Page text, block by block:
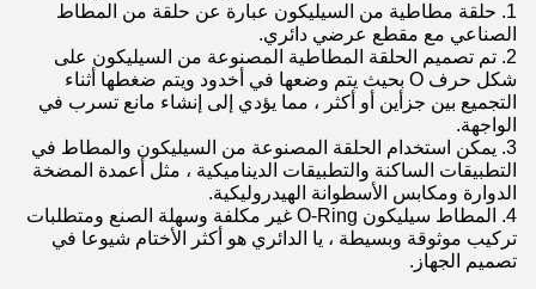
1. حلقة مطاطية من السيليكون عبارة عن حلقة من المطاط
الصناعي مع مقطع عرضي دائري.
2. تم تصميم الحلقة المطاطية المصنوعة من السيليكون على
شكل حرف O بحيث يتم وضعها في أخدود ويتم ضغطها أثناء
التجميع بين جزأين أو أكثر ، مما يؤدي إلى إنشاء مانع تسرب في
الواجهة.
3. يمكن استخدام الحلقة المصنوعة من السيليكون والمطاط في
التطبيقات الساكنة والتطبيقات الديناميكية ، مثل أعمدة المضخة
الدوارة ومكابس الأسطوانة الهيدروليكية.
4. المطاط سيليكون O-Ring غير مكلفة وسهلة الصنع ومتطلبات
تركيب موثوقة وبسيطة ، يا الدائري هو أكثر الأختام شيوعا في
تصميم الجهاز.